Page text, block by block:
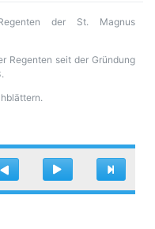
der St. Magnus
Regenten seit der Gründung